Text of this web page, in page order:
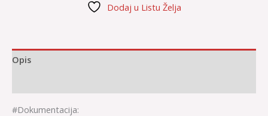
Dodaj u Listu Želja
Opis
#Dokumentacija: